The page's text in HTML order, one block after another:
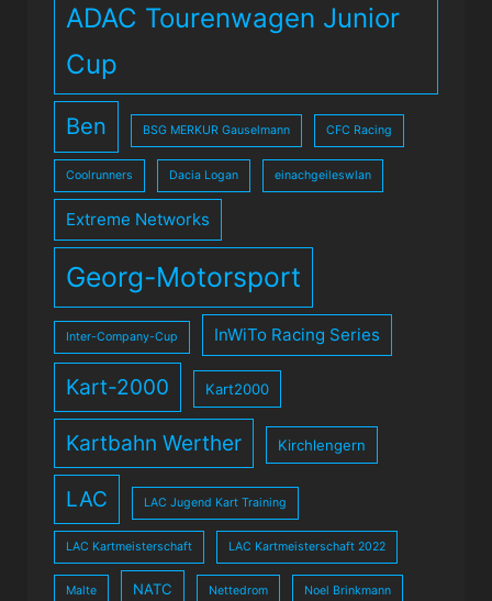
ADAC Tourenwagen Junior
Cup
Ben BSG MERKUR Gauselmann CFC Racing
Coolrunners Dacia Logan einachgeileswlan
Extreme Networks
Georg-Motorsport
Inter-Company-Cup InWiTo Racing Series
Kart-2000 Kart2000
Kartbahn Werther Kirchlengern
LAC LAC Jugend Kart Training
LAC Kartmeisterschaft LAC Kartmeisterschaft 2022
Malte NATC Nettedrom Noel Brinkmann